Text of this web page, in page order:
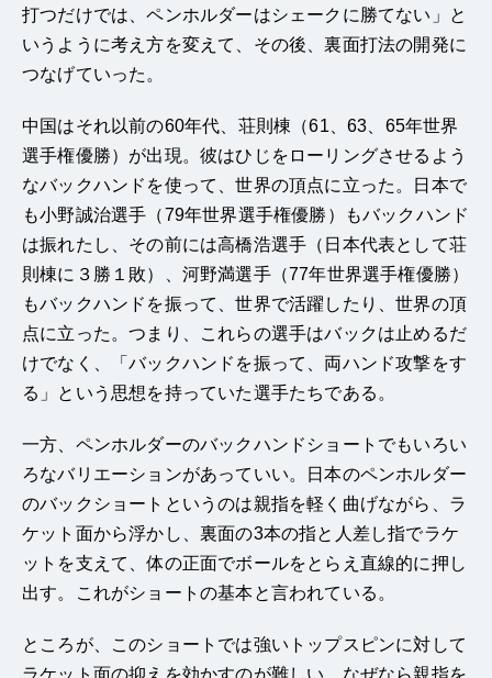
打つだけでは、ペンホルダーはシェークに勝てない」と
いうように考え方を変えて、その後、裏面打法の開発に
つなげていった。
中国はそれ以前の60年代、荘則棟（61、63、65年世界
選手権優勝）が出現。彼はひじをローリングさせるよう
なバックハンドを使って、世界の頂点に立った。日本で
も小野誠治選手（79年世界選手権優勝）もバックハンド
は振れたし、その前には高橋浩選手（日本代表として荘
則棟に３勝１敗）、河野満選手（77年世界選手権優勝）
もバックハンドを振って、世界で活躍したり、世界の頂
点に立った。つまり、これらの選手はバックは止めるだ
けでなく、「バックハンドを振って、両ハンド攻撃をす
る」という思想を持っていた選手たちである。
一方、ペンホルダーのバックハンドショートでもいろい
ろなバリエーションがあっていい。日本のペンホルダー
のバックショートというのは親指を軽く曲げながら、ラ
ケット面から浮かし、裏面の3本の指と人差し指でラケ
ットを支えて、体の正面でボールをとらえ直線的に押し
出す。これがショートの基本と言われている。
ところが、このショートでは強いトップスピンに対して
ラケット面の抑えを効かすのが難しい。なぜなら親指を